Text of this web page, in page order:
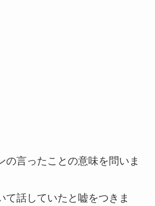
の言ったことの意味を問いま
て話していたと嘘をつきま